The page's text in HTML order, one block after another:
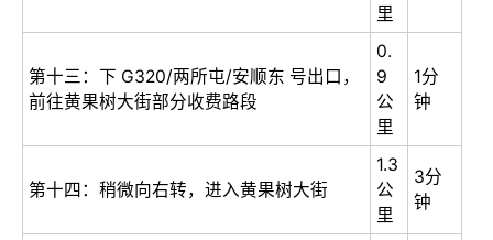
里
第十三：下 G320/两所屯/安顺东 号出口，
前往黄果树大街部分收费路段
0.
9
公
里
1分
钟
第十四：稍微向右转，进入黄果树大街
1.3
公
里
3分
钟